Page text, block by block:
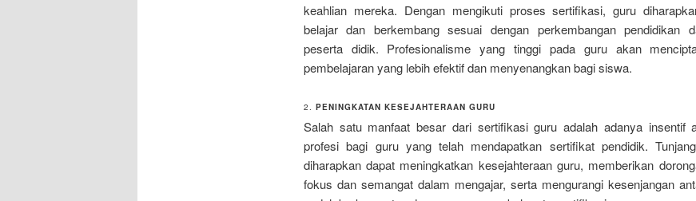
keahlian mereka. Dengan mengikuti proses sertifikasi, guru
belajar dan berkembang sesuai dengan perkembangan pendidikan
peserta didik. Profesionalisme yang tinggi pada guru akan
pembelajaran yang lebih efektif dan menyenangkan bagi siswa.
2. PENINGKATAN KESEJAHTERAAN GURU
Salah satu manfaat besar dari sertifikasi guru adalah adanya insentif
profesi bagi guru yang telah mendapatkan sertifikat pendidik.
diharapkan dapat meningkatkan kesejahteraan guru, memberikan
fokus dan semangat dalam mengajar, serta mengurangi kesenjangan